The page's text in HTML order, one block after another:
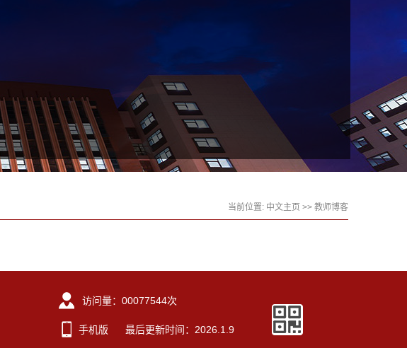
当前位置: 中文主页 >> 教师博客
访问量： 00077544次
手机版 最后更新时间： 2026 1 9